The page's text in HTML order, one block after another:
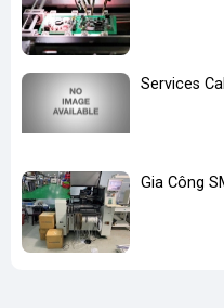
Services
Gia Công